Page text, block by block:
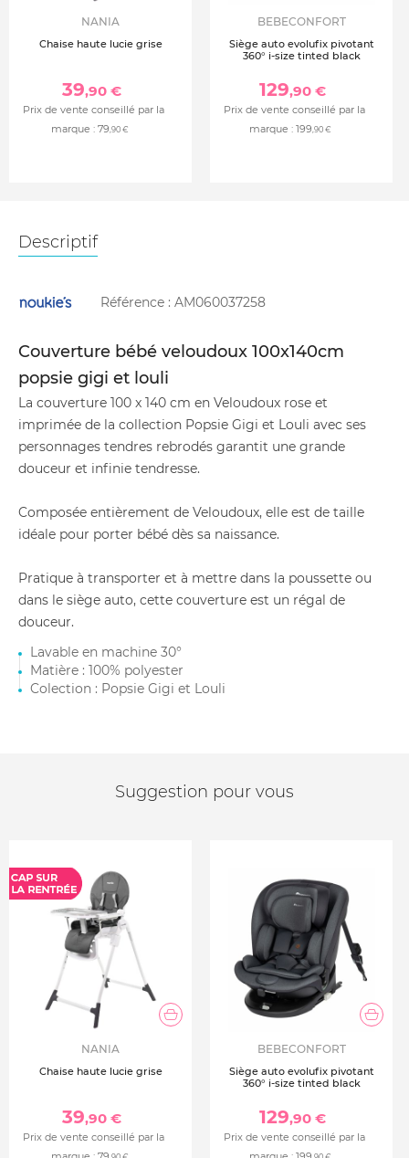
NANIA
Chaise haute lucie grise
39,90 €
Prix de vente conseillé par la
marque : 79,90 €
BEBECONFORT
Siège auto evolufix pivotant
360° i-size tinted black
129,90 €
Prix de vente conseillé par la
marque : 199,90 €
Descriptif
Référence : AM060037258
Couverture bébé veloudoux 100x140cm
popsie gigi et louli
La couverture 100 x 140 cm en Veloudoux rose et
imprimée de la collection Popsie Gigi et Louli avec ses
personnages tendres rebrodés garantit une grande
douceur et infinie tendresse.
Composée entièrement de Veloudoux, elle est de taille
idéale pour porter bébé dès sa naissance.
Pratique à transporter et à mettre dans la poussette ou
dans le siège auto, cette couverture est un régal de
douceur.
Lavable en machine 30°
Matière : 100% polyester
Colection : Popsie Gigi et Louli
Suggestion pour vous
NANIA
Chaise haute lucie grise
39,90 €
Prix de vente conseillé par la
BEBECONFORT
Siège auto evolufix pivotant
360° i-size tinted black
129,90 €
Prix de vente conseillé par la